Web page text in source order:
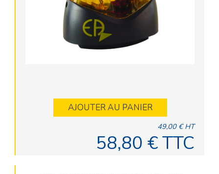
AJOUTER AU PANIER
49,00 € HT
58,80 € TTC